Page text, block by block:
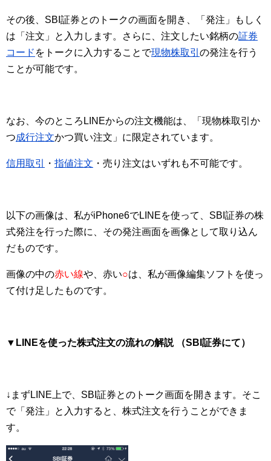
その後、SBI証券とのトークの画面を開き、「発注」もしく
は「注文」と入力します。さらに、注文したい銘柄の証券
コード をトークに入力することで現物株取引 の発注を行う
ことが可能です。
なお、今のところLINEからの注文機能は、「現物株取引か
つ成行注文かつ買い注文」に限定されています。
信用取引 ・ 指値注文 ・売り注文はいずれも不可能です。
以下の画像は、私がiPhone6でLINEを使って、SBI証券の株
式発注を行った際に、その発注画面を画像として取り込ん
だものです。
画像の中の赤い線や、赤い○は、私が画像編集ソフトを使っ
て付け足したものです。
▼LINEを使った株式注文の流れの解説 （SBI証券にて）
↓まずLINE上で、SBI証券とのトーク画面を開きます。そこ
で「発注」と入力すると、株式注文を行うことができま
す。